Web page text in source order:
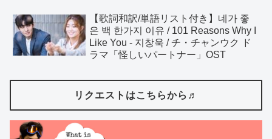
【歌詞和訳/単語リスト付き】네가 좋
은 백 한가지 이유 / 101 Reasons Why I
Like You - 지창욱 / チ・チャンウク ド
ラマ「怪しいパートナー」OST
リクエストはこちらから♬